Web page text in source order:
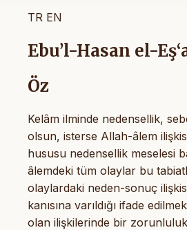
TR EN
Ebu’l-Hasan el-
Öz
Kelâm ilminde nedensellik,
olsun, isterse Allah-âlem
hususu nedensellik meselesi
âlemdeki tüm olaylar bu
olaylardaki neden-sonuç
kanısına varıldığı ifade
olan ilişkilerinde bir